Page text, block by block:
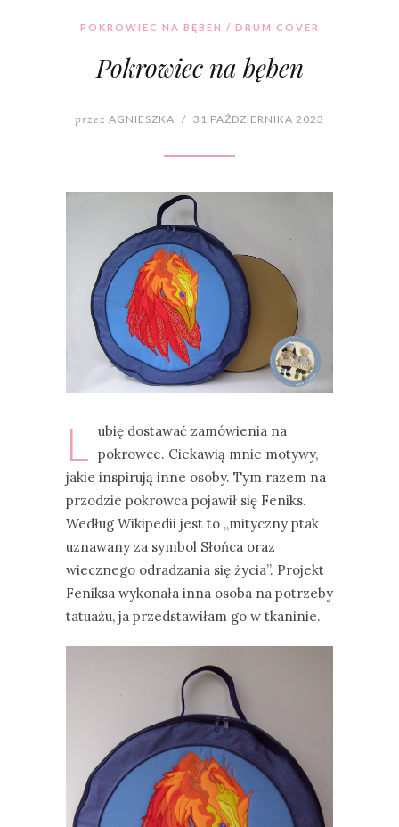
POKROWIEC NA BĘBEN / DRUM COVER
Pokrowiec na bęben
przez AGNIESZKA / 31 PAŹDZIERNIKA 2023
L ubię dostawać zamówienia na
pokrowce. Ciekawią mnie motywy,
jakie inspirują inne osoby. Tym razem na
przodzie pokrowca pojawił się Feniks.
Według Wikipedii jest to „mityczny ptak
uznawany za symbol Słońca oraz
wiecznego odradzania się życia”. Projekt
Feniksa wykonała inna osoba na potrzeby
tatuażu, ja przedstawiłam go w tkaninie.